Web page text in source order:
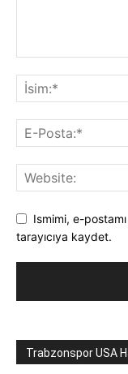
Ismimi, e-
tarayıcıya kaydet.
Trabzonspor USA